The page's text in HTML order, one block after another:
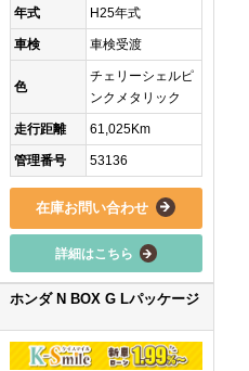
年式 H25年式
車検 車検受渡
色
チェリーシェルピ
ンクメタリック
走行距離 61,025Km
管理番号 53136
在庫お問い合わせ
詳細はこちら
ホンダ N BOX G Lパッケージ